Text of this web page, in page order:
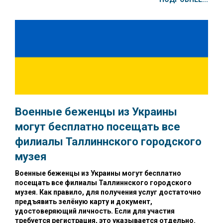
Военные беженцы из Украины
могут бесплатно посещать все
филиалы Таллиннского городского
музея
Военные беженцы из Украины могут бесплатно
посещать все филиалы Таллиннского городского
музея. Как правило, для получения услуг достаточно
предъявить зелёную карту и документ,
удостоверяющий личность. Если для участия
требуется регистрация, это указывается отдельно.